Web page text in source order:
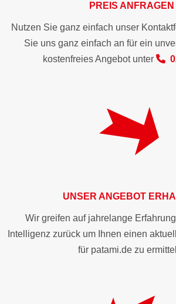
PREIS ANFRAGEN
Nutzen Sie ganz einfach unser
Sie uns ganz einfach an für ein
kostenfreies Angebot unter
UNSER ANGEBOT
Wir greifen auf jahrelange
Intelligenz zurück um Ihnen einen
für patami.de zu